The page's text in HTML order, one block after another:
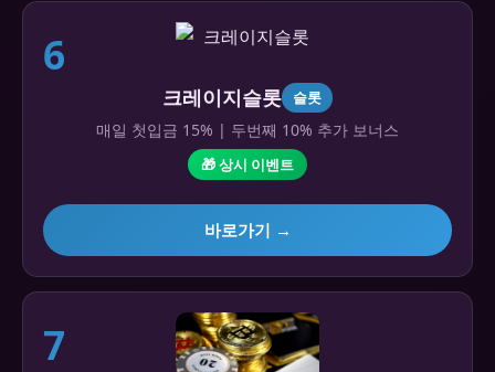
6
크레이지슬롯 슬롯
매일 첫입금 15% | 두번째 10% 추가 보너스
🎁 상시 이벤트
바로가기 →
7